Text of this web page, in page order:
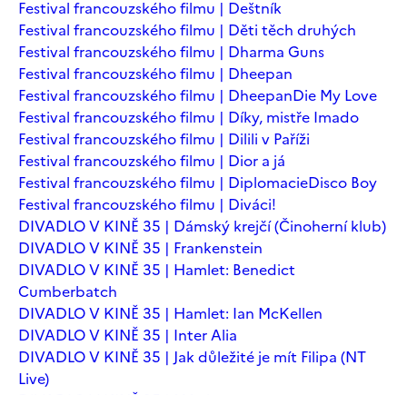
Festival francouzského filmu | Deštník
Festival francouzského filmu | Děti těch druhých
Festival francouzského filmu | Dharma Guns
Festival francouzského filmu | Dheepan
Festival francouzského filmu | DheepanDie My Love
Festival francouzského filmu | Díky, mistře Imado
Festival francouzského filmu | Dilili v Paříži
Festival francouzského filmu | Dior a já
Festival francouzského filmu | DiplomacieDisco Boy
Festival francouzského filmu | Diváci!
DIVADLO V KINĚ 35 | Dámský krejčí (Činoherní klub)
DIVADLO V KINĚ 35 | Frankenstein
DIVADLO V KINĚ 35 | Hamlet: Benedict
Cumberbatch
DIVADLO V KINĚ 35 | Hamlet: Ian McKellen
DIVADLO V KINĚ 35 | Inter Alia
DIVADLO V KINĚ 35 | Jak důležité je mít Filipa (NT
Live)